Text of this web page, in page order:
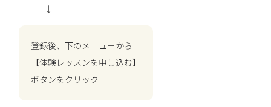
↓
登録後、下のメニューから
【体験レッスンを申し込む】
ボタンをクリック